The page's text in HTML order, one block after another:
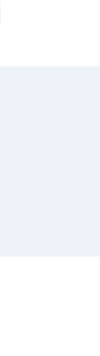
000 ₽ –